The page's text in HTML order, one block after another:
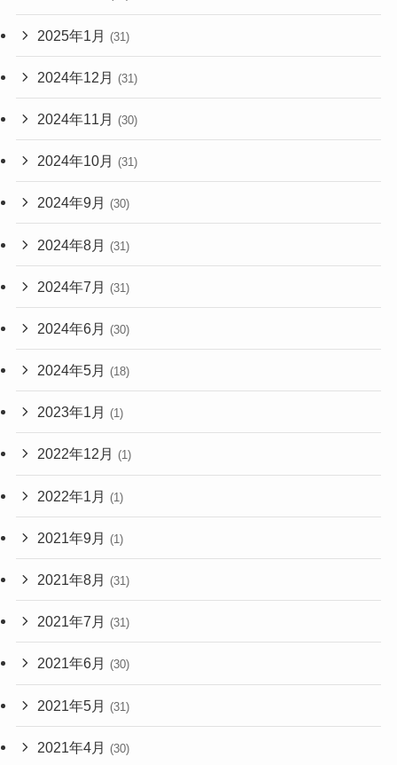
2025年1月 (31)
2024年12月 (31)
2024年11月 (30)
2024年10月 (31)
2024年9月 (30)
2024年8月 (31)
2024年7月 (31)
2024年6月 (30)
2024年5月 (18)
2023年1月 (1)
2022年12月 (1)
2022年1月 (1)
2021年9月 (1)
2021年8月 (31)
2021年7月 (31)
2021年6月 (30)
2021年5月 (31)
2021年4月 (30)